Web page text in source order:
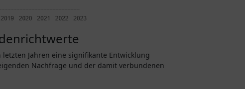
Jahren eine signifikante Entwicklung
Nachfrage und der damit verbundenen